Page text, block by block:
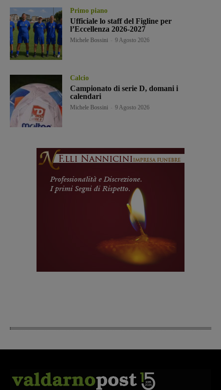
Primo piano
Ufficiale lo staff del Figline per
l’Eccellenza 2026-2027
Michele Bossini 9 Agosto 2026
Calcio
Campionato di serie D, domani i
calendari
Michele Bossini 9 Agosto 2026